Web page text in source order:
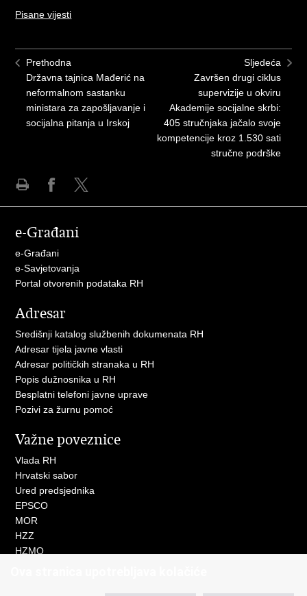
Pisane vijesti
Prethodna
Državna tajnica Mađerić na
neformalnom sastanku
ministara za zapošljavanje i
socijalna pitanja u Irskoj
Sljedeća
Završen drugi ciklus
supervizije u okviru
Akademije socijalne skrbi:
405 stručnjaka jačalo svoje
kompetencije kroz 1.530 sati
stručne podrške
Facebooku
X-
e-Građani
e-Građani
e-Savjetovanja
Portal otvorenih podataka RH
Adresar
Središnji katalog službenih dokumenata RH
Adresar tijela javne vlasti
Adresar političkih stranaka u RH
Popis dužnosnika u RH
Besplatni telefoni javne uprave
Pozivi za žurnu pomoć
Važne poveznice
Vlada RH
Hrvatski sabor
Ured predsjednika
EPSCO
MOR
HZZ
HZMO